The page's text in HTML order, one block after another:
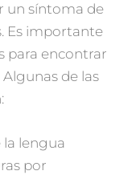
un síntoma de
Es importante
para encontrar
de las
la lengua
por